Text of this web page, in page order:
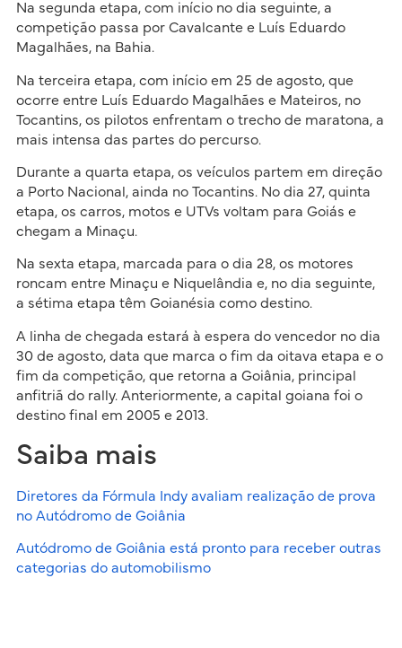
Na segunda etapa, com início no dia seguinte, a
competição passa por Cavalcante e Luís Eduardo
Magalhães, na Bahia.
Na terceira etapa, com início em 25 de agosto, que
ocorre entre Luís Eduardo Magalhães e Mateiros, no
Tocantins, os pilotos enfrentam o trecho de maratona, a
mais intensa das partes do percurso.
Durante a quarta etapa, os veículos partem em direção
a Porto Nacional, ainda no Tocantins. No dia 27, quinta
etapa, os carros, motos e UTVs voltam para Goiás e
chegam a Minaçu.
Na sexta etapa, marcada para o dia 28, os motores
roncam entre Minaçu e Niquelândia e, no dia seguinte,
a sétima etapa têm Goianésia como destino.
A linha de chegada estará à espera do vencedor no dia
30 de agosto, data que marca o fim da oitava etapa e o
fim da competição, que retorna a Goiânia, principal
anfitriã do rally. Anteriormente, a capital goiana foi o
destino final em 2005 e 2013.
Saiba mais
Diretores da Fórmula Indy avaliam realização de prova
no Autódromo de Goiânia
Autódromo de Goiânia está pronto para receber outras
categorias do automobilismo